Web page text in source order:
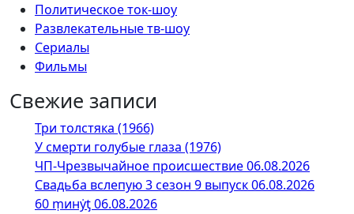
Политическое ток-шоу
Развлекательные тв-шоу
Сериалы
Фильмы
Свежие записи
Три толстяка (1966)
У смерти голубые глаза (1976)
ЧП-Чрезвычайное происшествие 06.08.2026
Свадьба вслепую 3 сезон 9 выпуск 06.08.2026
60 ṃинẏƫ 06.08.2026